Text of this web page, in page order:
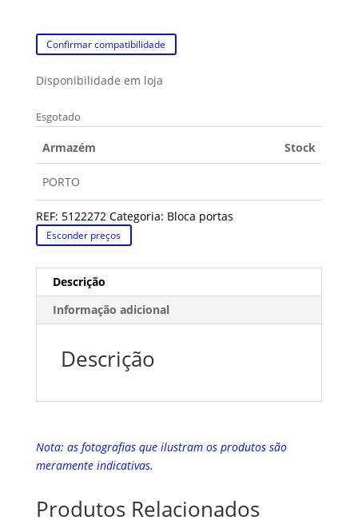
Confirmar compatibilidade
Disponibilidade em loja
Esgotado
Armazém Stock
PORTO
REF: 5122272 Categoria: Bloca portas
Esconder preços
Descrição
Informação adicional
Descrição
Nota: as fotografias que ilustram os produtos são
meramente indicativas.
Produtos Relacionados